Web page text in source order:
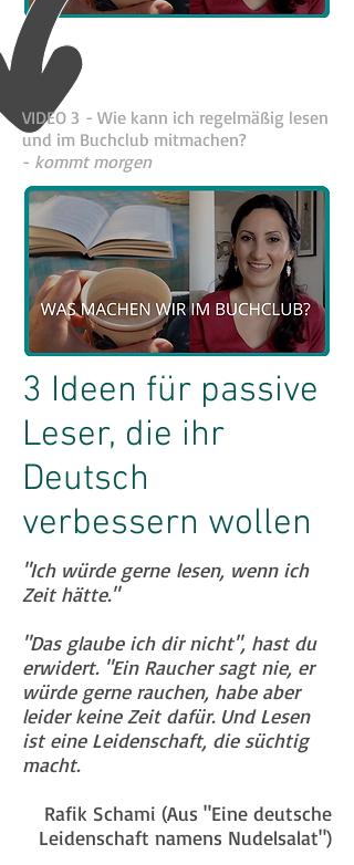
VIDEO 3 - Wie kann ich regelmäßig lesen
und im Buchclub mitmachen?
- kommt morgen
3 Ideen für passive
Leser, die ihr
Deutsch
verbessern wollen
"Ich würde gerne lesen, wenn ich
Zeit hätte."
"Das glaube ich dir nicht", hast du
erwidert. "Ein Raucher sagt nie, er
würde gerne rauchen, habe aber
leider keine Zeit dafür. Und Lesen
ist eine Leidenschaft, die süchtig
macht.
Rafik Schami (Aus "Eine deutsche
Leidenschaft namens Nudelsalat")